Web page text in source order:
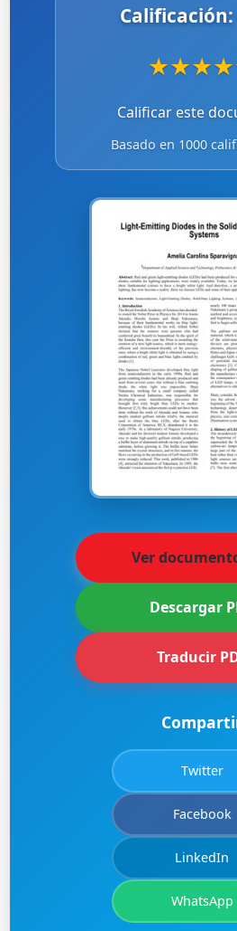
Calificación:
★★★★
Calificar este
Basado en 1000
Ver
Descargar
Traducir
Twitter
Facebook
LinkedIn
WhatsApp